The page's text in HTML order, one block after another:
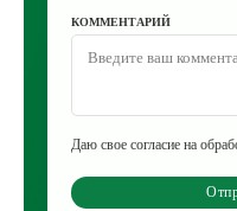
КОММЕНТАРИЙ
Даю свое согласие на